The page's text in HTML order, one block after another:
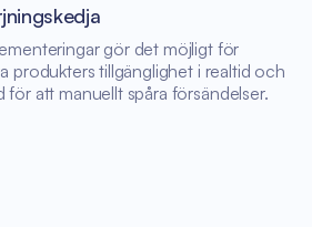
gör det möjligt för
produkters tillgänglighet i realtid och
för att manuellt spåra försändelser.